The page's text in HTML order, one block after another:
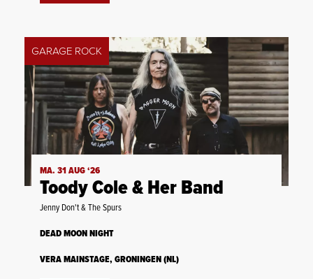
GARAGE ROCK
MA. 31 AUG ‘26
Toody Cole & Her Band
Jenny Don't & The Spurs
DEAD MOON NIGHT
VERA MAINSTAGE, GRONINGEN (NL)